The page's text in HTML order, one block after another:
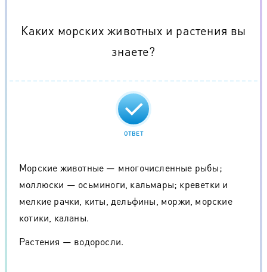
Каких морских животных и растения вы
знаете?
ОТВЕТ
Морские животные — многочисленные рыбы;
моллюски — осьминоги, кальмары; креветки и
мелкие рачки, киты, дельфины, моржи, морские
котики, каланы.
Растения — водоросли.